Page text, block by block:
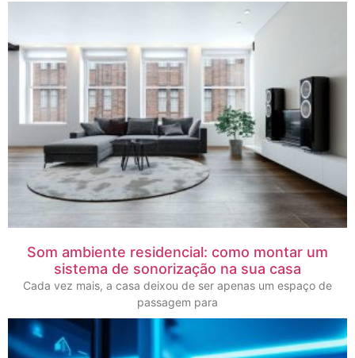
Som ambiente residencial: como montar um
sistema de sonorização na sua casa
Cada vez mais, a casa deixou de ser apenas um espaço de
passagem para